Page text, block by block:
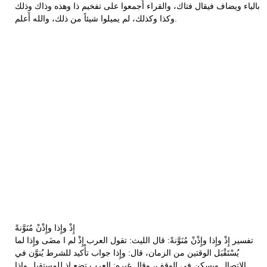
بالياء ويضاف فيقال فتاك، والقراء أَجمعوا على تفخيم ذا وهذه وذاك وذلك
إِذْ وإِذا وإِذْنْ مُنَوَّنةً
تفسير إِذْ وإِذا وإِذْنْ مُنَوَّنةً: قال الليث: تقول العرب إِذْ لم ا مضَى وإِذا لما
يُسْتَقْبَل الوقتين من الزمان، قال: وإِذا جواب تأْكيد للشرط يُنوَّن في